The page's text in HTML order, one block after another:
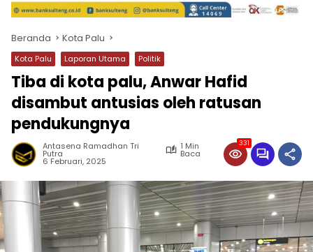
Beranda Kota Palu
Kota Palu Laporan Utama Politik
Tiba di kota palu, Anwar Hafid
disambut antusias oleh ratusan
pendukungnya
Antasena Ramadhan Tri
Putra
1 Min
Baca
6 Februari, 2025
331